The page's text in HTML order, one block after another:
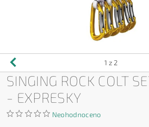
1 z 2
SINGING ROCK COLT
- EXPRESKY
Neohodnoceno